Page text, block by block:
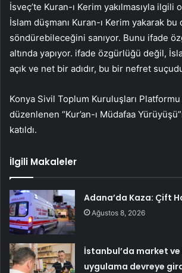
İsveç’te Kuran-ı Kerim yakılmasıyla ilgili
İslam düşmanı Kuran-ı Kerim yakarak bu
söndürebileceğini sanıyor. Bunu ifade
altında yapıyor. ifade özgürlüğü değil,
açık ve net bir adıdır, bu bir nefret
Konya Sivil Toplum Kuruluşları Platformu
düzenlenen “Kur’an-ı Müdafaa
katıldı.
İlgili Makaleler
Adana’da Kaza: Çift
Ağustos 8, 2026
İstanbul’da market
uygulama devreye